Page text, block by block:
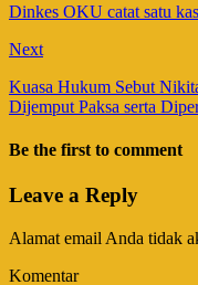
Dinkes OKU catat satu
Next
Kuasa Hukum Sebut
Dijemput Paksa serta
Be the first to comment
Leave a Reply
Alamat email Anda tidak
Komentar